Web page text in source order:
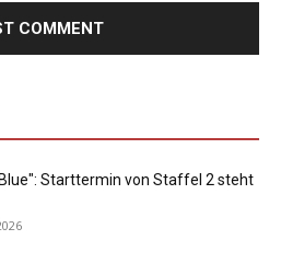
Starttermin von Staffel 2 steht